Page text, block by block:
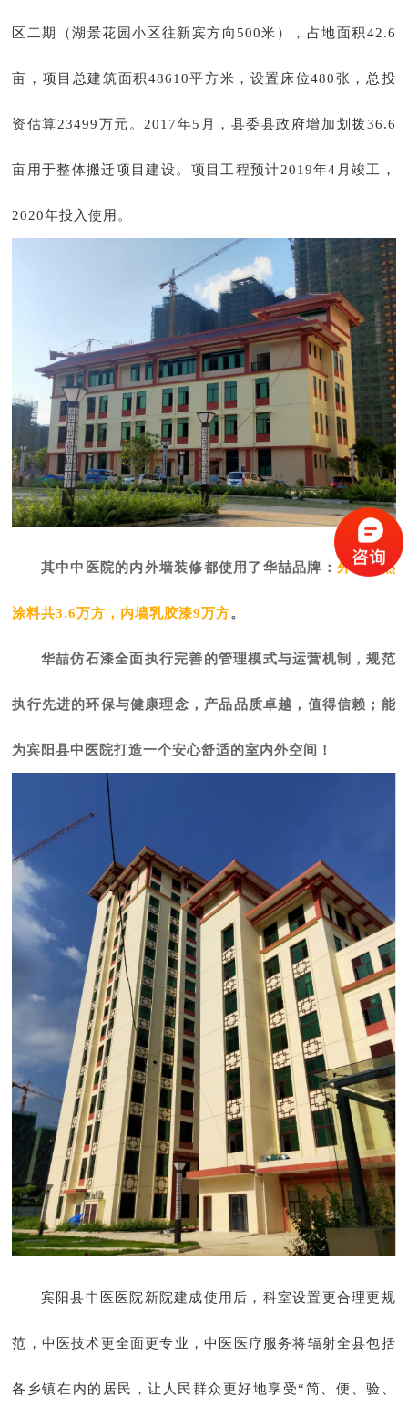
区二期（湖景花园小区往新宾方向500米），占地面积42.6
亩，项目总建筑面积48610平方米，设置床位480张，总投
资估算23499万元。2017年5月，县委县政府增加划拨36.6
亩用于整体搬迁项目建设。项目工程预计2019年4月竣工，
2020年投入使用。
其中中医院的内外墙装修都使用了华喆品牌： 外墙隔热
涂料共3.6万方，内墙乳胶漆9万方。
华喆仿石漆全面执行完善的管理模式与运营机制，规范
执行先进的环保与健康理念，产品品质卓越，值得信赖；能
为宾阳县中医院打造一个安心舒适的室内外空间！
宾阳县中医医院新院建成使用后，科室设置更合理更规
范，中医技术更全面更专业，中医医疗服务将辐射全县包括
各乡镇在内的居民，让人民群众更好地享受“简、便、验、